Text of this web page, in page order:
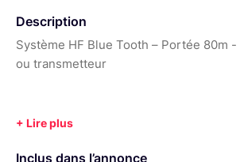
Description
Système HF Blue Tooth – Portée 80m
ou transmetteur
Inclus dans l’annonce